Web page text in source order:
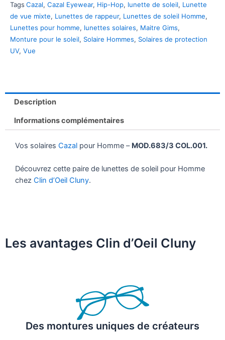
Tags Cazal, Cazal Eyewear, Hip-Hop, lunette de soleil, Lunette
de vue mixte, Lunettes de rappeur, Lunettes de soleil Homme,
Lunettes pour homme, lunettes solaires, Maitre Gims,
Monture pour le soleil, Solaire Hommes, Solaires de protection
UV, Vue
Description
Informations complémentaires
Vos solaires Cazal pour Homme – MOD.683/3 COL.001.
Découvrez cette paire de lunettes de soleil pour Homme
chez Clin d’Oeil Cluny.
Les avantages Clin d’Oeil Cluny
Des montures uniques de créateurs